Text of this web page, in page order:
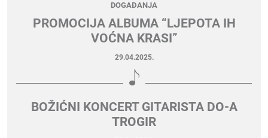
DOGAĐANJA
PROMOCIJA ALBUMA “LJEPOTA IH
VOĆNA KRASI”
29.04.2025.
BOŽIĆNI KONCERT GITARISTA DO-A
TROGIR